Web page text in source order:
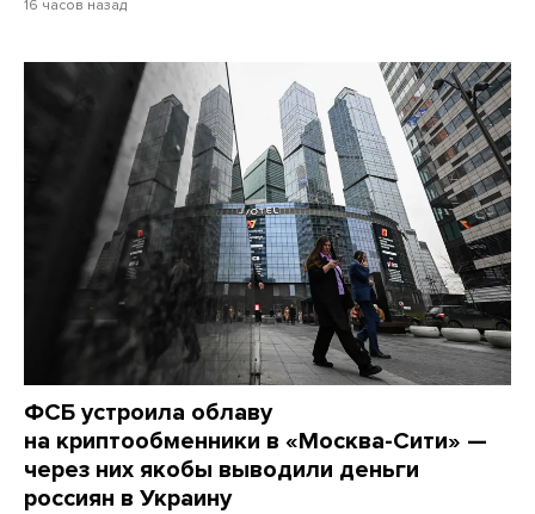
16 часов назад
ФСБ устроила облаву
на криптообменники в «Москва-Сити» —
через них якобы выводили деньги
россиян в Украину